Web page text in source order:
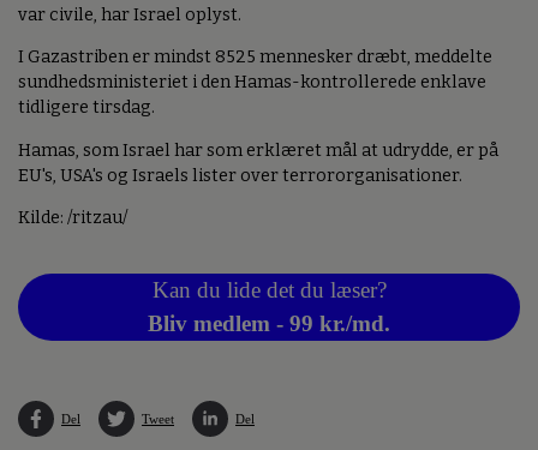
var civile, har Israel oplyst.
I Gazastriben er mindst 8525 mennesker dræbt, meddelte
sundhedsministeriet i den Hamas-kontrollerede enklave
tidligere tirsdag.
Hamas, som Israel har som erklæret mål at udrydde, er på
EU's, USA's og Israels lister over terrororganisationer.
Kilde: /ritzau/
Kan du lide det du læser?
Bliv medlem - 99 kr./md.
Del Tweet Del